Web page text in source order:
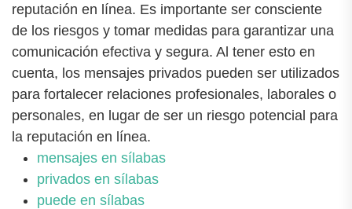
reputación en línea. Es importante ser consciente
de los riesgos y tomar medidas para garantizar una
comunicación efectiva y segura. Al tener esto en
cuenta, los mensajes privados pueden ser utilizados
para fortalecer relaciones profesionales, laborales o
personales, en lugar de ser un riesgo potencial para
la reputación en línea.
mensajes en sílabas
privados en sílabas
puede en sílabas